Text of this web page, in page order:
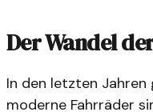
Der Wandel
In den letzten Jahren
moderne Fahrräder